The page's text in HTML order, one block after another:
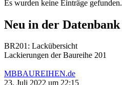
Es wurden keine Einträge gefunden.
Neu in der Datenbank
BR201: Lackübersicht
Lackierungen der Baureihe 201
MBBAUREIHEN.de
23. Juli 2022 um 22:15